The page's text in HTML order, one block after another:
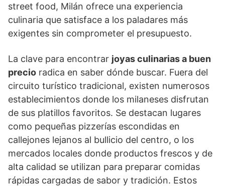
street food, Milán ofrece una experiencia
culinaria que satisface a los paladares más
exigentes sin comprometer el presupuesto.
La clave para encontrar joyas culinarias a buen
precio radica en saber dónde buscar. Fuera del
circuito turístico tradicional, existen numerosos
establecimientos donde los milaneses disfrutan
de sus platillos favoritos. Se destacan lugares
como pequeñas pizzerías escondidas en
callejones lejanos al bullicio del centro, o los
mercados locales donde productos frescos y de
alta calidad se utilizan para preparar comidas
rápidas cargadas de sabor y tradición. Estos